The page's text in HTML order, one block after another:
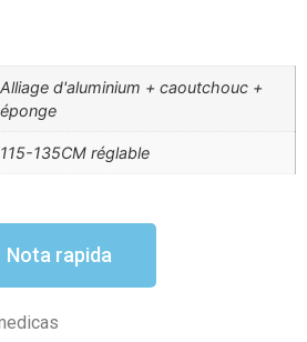
Alliage d'aluminium + caoutchouc +
éponge
115-135CM réglable
Nota rapida